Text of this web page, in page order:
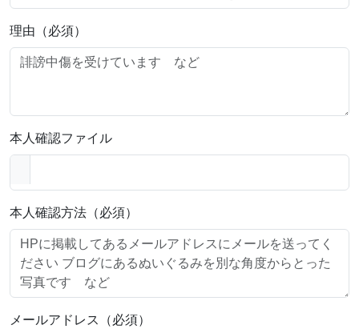
理由（必須）
本人確認ファイル
本人確認方法（必須）
メールアドレス（必須）